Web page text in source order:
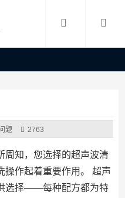
题 2763
周知，您选择的超声波清
操作起着重要作用。 超声
选择——每种配方都为特